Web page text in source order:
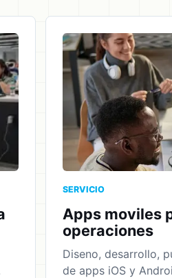
SERVICIO
Apps moviles
operaciones
Diseno, desarrollo,
de apps iOS y